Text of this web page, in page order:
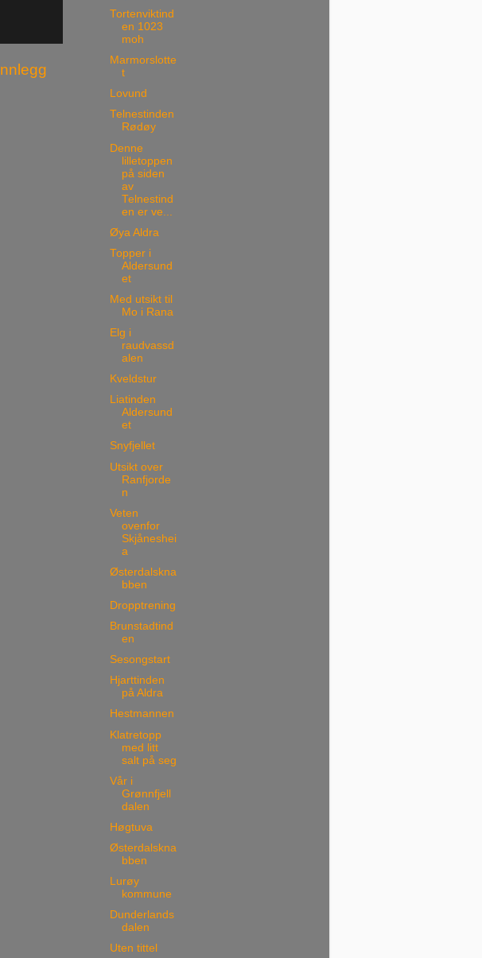
Tortenviktind
en 1023
moh
Marmorslotte
t
Lovund
Telnestinden
Rødøy
Denne
lilletoppen
på siden
av
Telnestind
en er ve...
Øya Aldra
Topper i
Aldersund
et
Med utsikt til
Mo i Rana
Elg i
raudvassd
alen
Kveldstur
Liatinden
Aldersund
et
Snyfjellet
Utsikt over
Ranfjorde
n
Veten
ovenfor
Skjåneshei
a
Østerdalskna
bben
Dropptrening
Brunstadtind
en
Sesongstart
Hjarttinden
på Aldra
Hestmannen
Klatretopp
med litt
salt på seg
Vår i
Grønnfjell
dalen
Høgtuva
Østerdalskna
bben
Lurøy
kommune
Dunderlands
dalen
Uten tittel